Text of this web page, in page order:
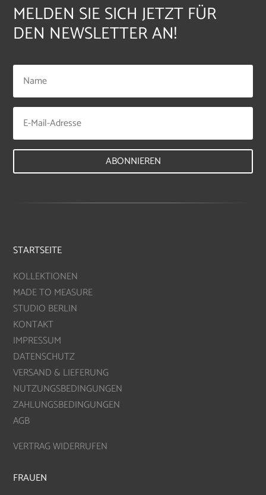
MELDEN SIE SICH JETZT FÜR
DEN NEWSLETTER AN!
ABONNIEREN
STARTSEITE
KOLLEKTIONEN
MADE TO MEASURE
STUDIO BERLIN
KONTAKT
IMPRESSUM
DATENSCHUTZ
VERSAND & LIEFERUNG
NUTZUNGSBEDINGUNGEN
ZAHLUNGSBEDINGUNGEN
AGB
VERTRAG WIDERRUFEN
FRAUEN